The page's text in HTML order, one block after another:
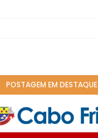
POSTAGEM EM DESTAQUE